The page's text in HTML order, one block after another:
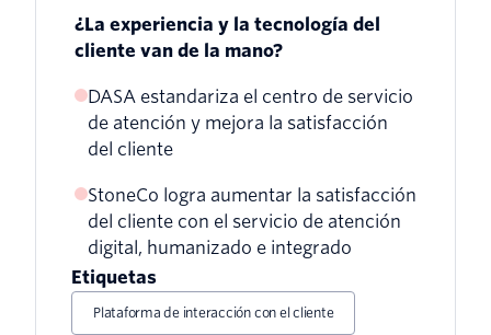
¿La experiencia y la tecnología del
cliente van de la mano?
DASA estandariza el centro de servicio
de atención y mejora la satisfacción
del cliente
StoneCo logra aumentar la satisfacción
del cliente con el servicio de atención
digital, humanizado e integrado
Etiquetas
Plataforma de interacción con el cliente